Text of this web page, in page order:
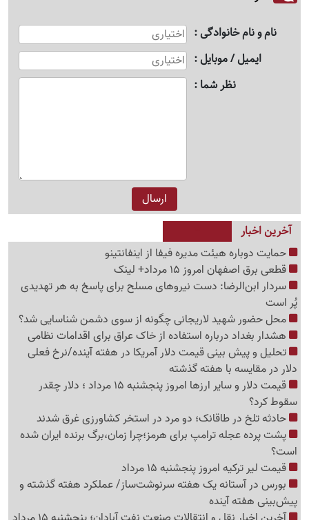
نام و نام خانوادگی
ایمیل / موبایل
نظر شما
آخرین اخبار
حمایت دوباره هیئت مدیره فیفا از اینفانتینو
قطعی برق اصفهان امروز 15 مرداد+ لینک
سردار ابن‌الرضا: دست نیروهای مسلح برای پاسخ به هر تهدیدی
پُر است
محل حضور شهید لاریجانی چگونه از سوی دشمن شناسایی شد؟
هشدار بغداد درباره استفاده از خاک عراق برای اقدامات نظامی
تحلیل و پیش بینی قیمت دلار آمریکا در هفته آینده/نرخ فعلی
دلار در مقایسه با هفته گذشته
قیمت دلار و سایر ارزها امروز پنجشنبه 15 مرداد ؛ دلار چقدر
سقوط کرد؟
حادثه تلخ در طاقانک؛ دو مرد در استخر کشاورزی غرق شدند
پشت پرده عجله ترامپ برای هرمز؛چرا زمان،برگ برنده ایران شده
است؟
قیمت لیر ترکیه امروز پنجشنبه 15 مرداد
بورس در آستانه یک هفته سرنوشت‌ساز/ عملکرد هفته گذشته و
پیش‌بینی هفته آینده